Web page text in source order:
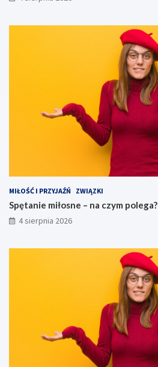
MIŁOŚĆ I PRZYJAŹŃ ZWIĄZKI
Spętanie miłosne – na czym polega?
4 sierpnia 2026